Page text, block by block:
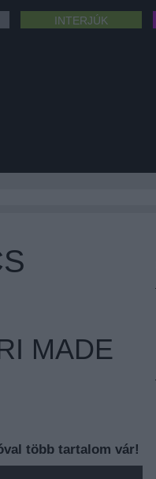
INTERJÚK
MADE
több tartalom vár!